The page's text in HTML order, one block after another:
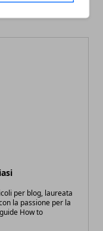
per blog, laureata
la passione per la
How to